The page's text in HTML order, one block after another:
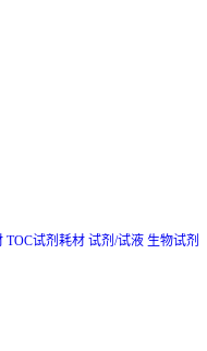
TOC试剂耗材 试剂/试液 生物试剂